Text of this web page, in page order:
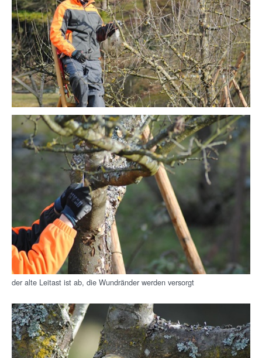
der alte Leitast ist ab, die Wundränder werden versorgt